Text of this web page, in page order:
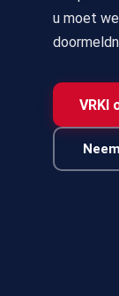
u moet
VRKI